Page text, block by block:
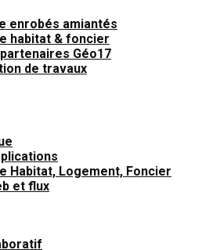
enrobés amiantés
habitat & foncier
Géo17
de travaux
Habitat, Logement, Foncier
et flux